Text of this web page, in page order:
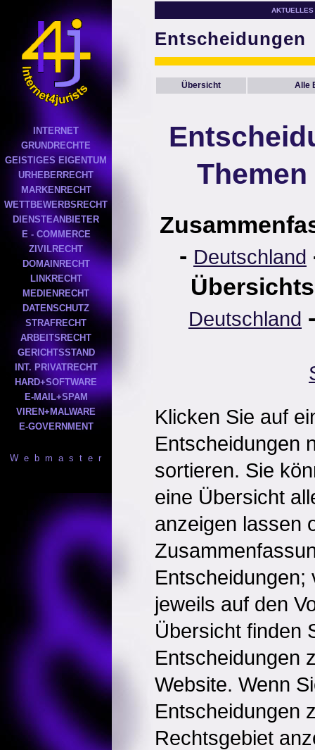
INTERNET
GRUNDRECHTE
GEISTIGES EIGENTUM
URHEBERRECHT
MARKENRECHT
WETTBEWERBSRECHT
DIENSTEANBIETER
E - COMMERCE
ZIVILRECHT
DOMAINRECHT
LINKRECHT
MEDIENRECHT
DATENSCHUTZ
STRAFRECHT
ARBEITSRECHT
GERICHTSSTAND
INT. PRIVATRECHT
HARD+SOFTWARE
E-MAIL+SPAM
VIREN+MALWARE
E-GOVERNMENT
W e b m a s t e r
AKTUELLES
Entscheidungen
Übersicht Alle
- Deutschland
Deutschland
Klicken Sie auf
Entscheidungen
sortieren. Sie
eine Übersicht
anzeigen lassen
Entscheidungen;
jeweils auf den
Übersicht finden
Entscheidungen
Website. Wenn
Entscheidungen
Rechtsgebiet